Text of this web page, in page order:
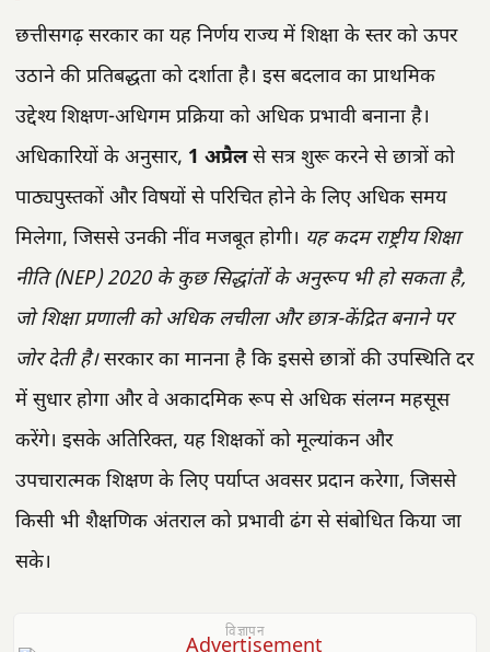
छत्तीसगढ़ सरकार का यह निर्णय राज्य में शिक्षा के स्तर को ऊपर
उठाने की प्रतिबद्धता को दर्शाता है। इस बदलाव का प्राथमिक
उद्देश्य शिक्षण-अधिगम प्रक्रिया को अधिक प्रभावी बनाना है।
अधिकारियों के अनुसार, 1 अप्रैलसे सत्र शुरू करने से छात्रों को
पाठ्यपुस्तकों और विषयों से परिचित होने के लिए अधिक समय
मिलेगा, जिससे उनकी नींव मजबूत होगी। यह कदम राष्ट्रीय शिक्षा
नीति (NEP) 2020 के कुछ सिद्धांतों के अनुरूप भी हो सकता है,
जो शिक्षा प्रणाली को अधिक लचीला और छात्र-केंद्रित बनाने पर
जोर देती है।सरकार का मानना है कि इससे छात्रों की उपस्थिति दर
में सुधार होगा और वे अकादमिक रूप से अधिक संलग्न महसूस
करेंगे। इसके अतिरिक्त, यह शिक्षकों को मूल्यांकन और
उपचारात्मक शिक्षण के लिए पर्याप्त अवसर प्रदान करेगा, जिससे
किसी भी शैक्षणिक अंतराल को प्रभावी ढंग से संबोधित किया जा
सके।
विज्ञापन